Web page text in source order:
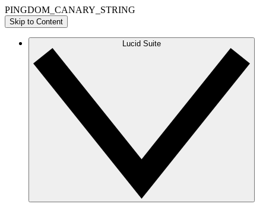
PINGDOM_CANARY_STRING
Skip to Content
Lucid Suite